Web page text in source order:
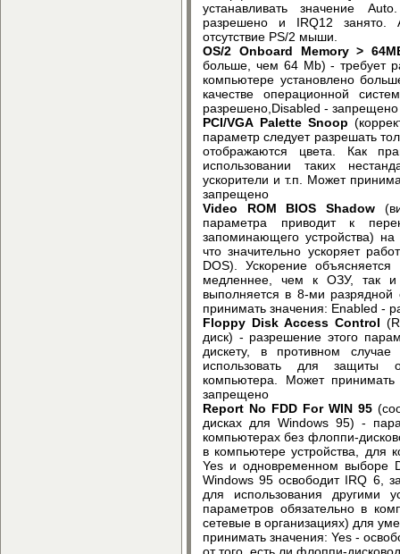
устанавливать значение
разрешено и IRQ12 занято.
отсутствие PS/2 мыши.
OS/2 Onboard Memory >
больше, чем 64 Mb) - требует
компьютере установлено
качестве операционной
разрешено,Disabled - запрещено
PCI/VGA Palette Snoop
параметр следует разрешать
отображаются цвета. Как
использовании таких
ускорители и т.п. Может
запрещено
Video ROM BIOS Shadow
параметра приводит к
запоминающего устройства)
что значительно ускоряет
DOS). Ускорение
медленнее, чем к ОЗУ, так
выполняется в 8-ми
принимать значения: Enabled -
Floppy Disk Access Control
диск) - разрешение этого
дискету, в противном
использовать для защиты
компьютера. Может
запрещено
Report No FDD For WIN 95
дисках для Windows 95) -
компьютерах без флоппи-
в компьютере устройства, для
Yes и одновременном выборе
Windows 95 освободит IRQ 6,
для использования другими
параметров обязательно в
сетевые в организациях) для
принимать значения: Yes -
от того, есть ли флоппи-